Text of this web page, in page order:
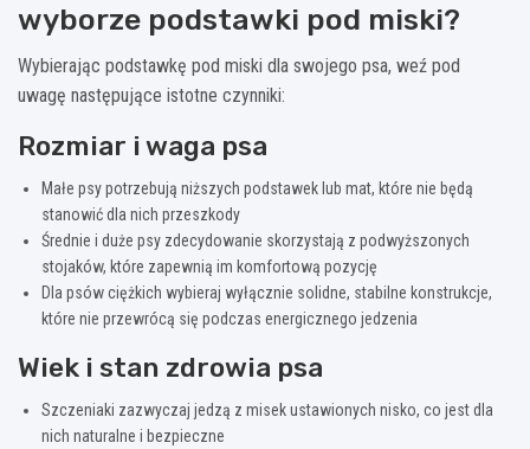
wyborze podstawki pod miski?
Wybierając podstawkę pod miski dla swojego psa, weź pod
uwagę następujące istotne czynniki:
Rozmiar i waga psa
Małe psy potrzebują niższych podstawek lub mat, które nie będą
stanowić dla nich przeszkody
Średnie i duże psy zdecydowanie skorzystają z podwyższonych
stojaków, które zapewnią im komfortową pozycję
Dla psów ciężkich wybieraj wyłącznie solidne, stabilne konstrukcje,
które nie przewrócą się podczas energicznego jedzenia
Wiek i stan zdrowia psa
Szczeniaki zazwyczaj jedzą z misek ustawionych nisko, co jest dla
nich naturalne i bezpieczne